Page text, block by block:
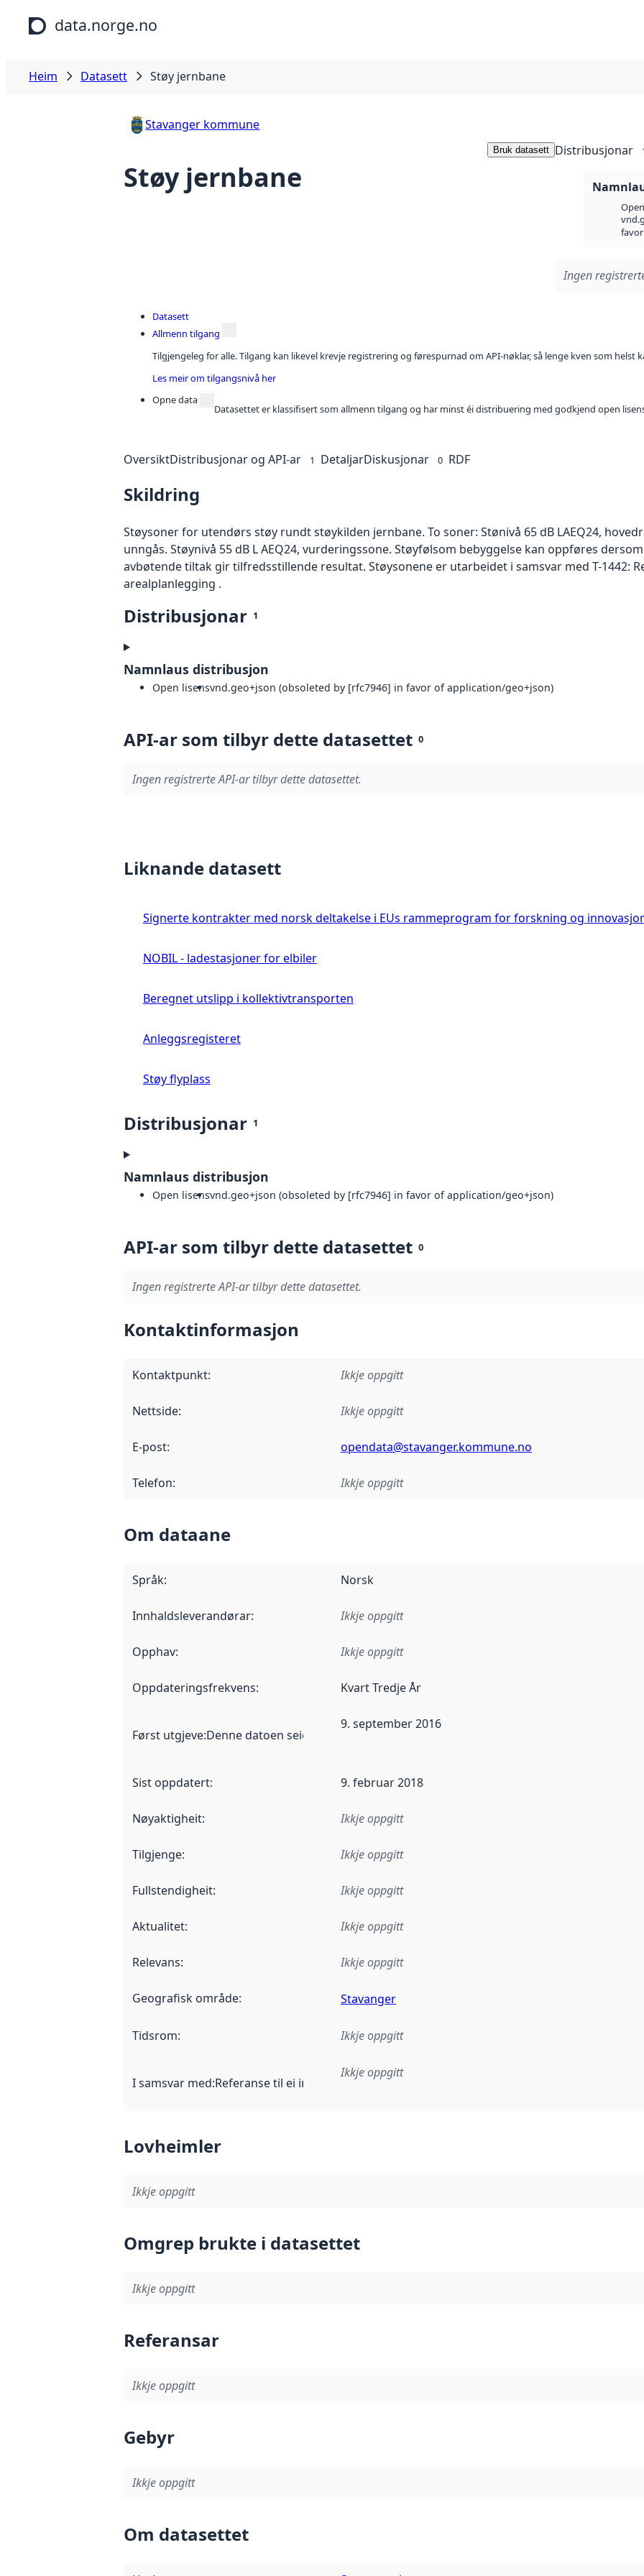
Hopp til hovudinnhald
data.norge.no
Heim Datasett Støy jernbane
Stavanger kommune
Støy jernbane
Bruk datasett Distribusjonar
Ingen
Datasett
Allmenn tilgang
Tilgjengeleg for alle. Tilgang kan likevel krevje registrering og førespurnad om API-nøklar, så lenge kven som helst
Les meir om tilgangsnivå her
Opne data
Datasettet er klassifisert som allmenn tilgang og har minst éi distribuering med godkjend open
OversiktDistribusjonar og API-ar 1 DetaljarDiskusjonar 0 RDF
Skildring
Støysoner for utendørs støy rundt støykilden jernbane. To soner: Stønivå 65 dB LAEQ24,
unngås. Støynivå 55 dB L AEQ24, vurderingssone. Støyfølsom bebyggelse kan oppføres
avbøtende tiltak gir tilfredsstillende resultat. Støysonene er utarbeidet i samsvar med T-1442:
arealplanlegging .
Distribusjonar 1
Namnlaus distribusjon
Open lisensvnd.geo+json (obsoleted by [rfc7946] in favor of application/geo+json)
API-ar som tilbyr dette datasettet 0
Ingen registrerte API-ar tilbyr dette datasettet.
Liknande datasett
Signerte kontrakter med norsk deltakelse i EUs rammeprogram for forskning og
NOBIL - ladestasjoner for elbiler
Beregnet utslipp i kollektivtransporten
Anleggsregisteret
Støy flyplass
Distribusjonar 1
Namnlaus distribusjon
Open lisensvnd.geo+json (obsoleted by [rfc7946] in favor of application/geo+json)
API-ar som tilbyr dette datasettet 0
Ingen registrerte API-ar tilbyr dette datasettet.
Kontaktinformasjon
Kontaktpunkt: Ikkje oppgitt
Nettside: Ikkje oppgitt
E-post: opendata@stavanger.kommune.no
Telefon: Ikkje oppgitt
Om dataane
Språk: Norsk
Innhaldsleverandørar: Ikkje oppgitt
Opphav: Ikkje oppgitt
Oppdateringsfrekvens: Kvart Tredje År
Først utgjeve:Denne datoen seier når dataa i dette datasettet først blei utgitt. Det kan ha
9. september 2016
Sist oppdatert: 9. februar 2018
Nøyaktigheit: Ikkje oppgitt
Tilgjenge: Ikkje oppgitt
Fullstendigheit: Ikkje oppgitt
Aktualitet: Ikkje oppgitt
Relevans: Ikkje oppgitt
Geografisk område: Stavanger
Tidsrom: Ikkje oppgitt
I samsvar med:Referanse til ei implementeringsregel eller anna spesifikasjon som ligg til
Ikkje oppgitt
Lovheimler
Ikkje oppgitt
Omgrep brukte i datasettet
Ikkje oppgitt
Referansar
Ikkje oppgitt
Gebyr
Ikkje oppgitt
Om datasettet